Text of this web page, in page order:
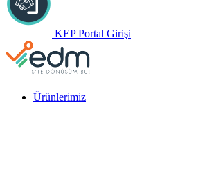
KEP Portal Girişi
Ürünlerimiz